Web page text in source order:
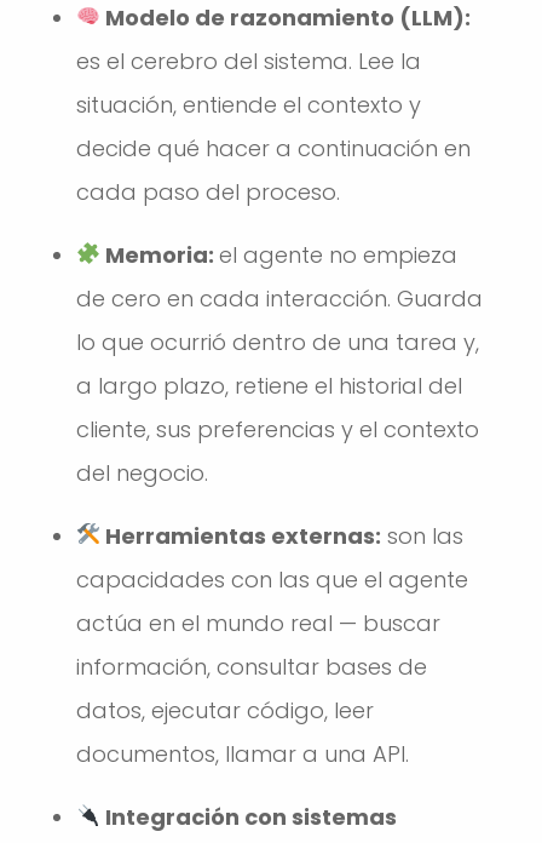
Modelo de razonamiento (LLM):
es el cerebro del sistema. Lee la
situación, entiende el contexto y
decide qué hacer a continuación en
cada paso del proceso.
Memoria:el agente no empieza
de cero en cada interacción. Guarda
lo que ocurrió dentro de una tarea y,
a largo plazo, retiene el historial del
cliente, sus preferencias y el contexto
del negocio.
Herramientas externas: son las
capacidades con las que el agente
actúa en el mundo real — buscar
información, consultar bases de
datos, ejecutar código, leer
documentos, llamar a una API.
Integración con sistemas